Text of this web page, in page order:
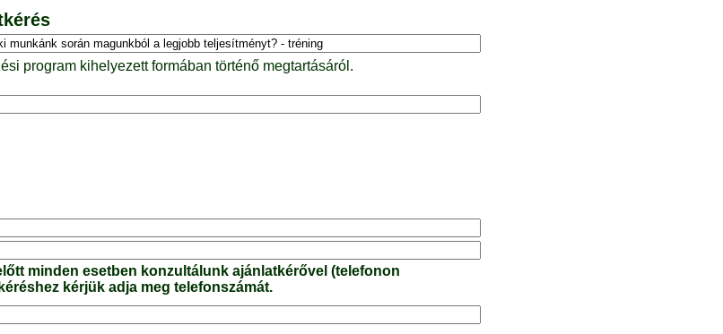
program kihelyezett formában történő megtartásáról.
minden esetben konzultálunk ajánlatkérővel (telefonon
kérjük adja meg telefonszámát.